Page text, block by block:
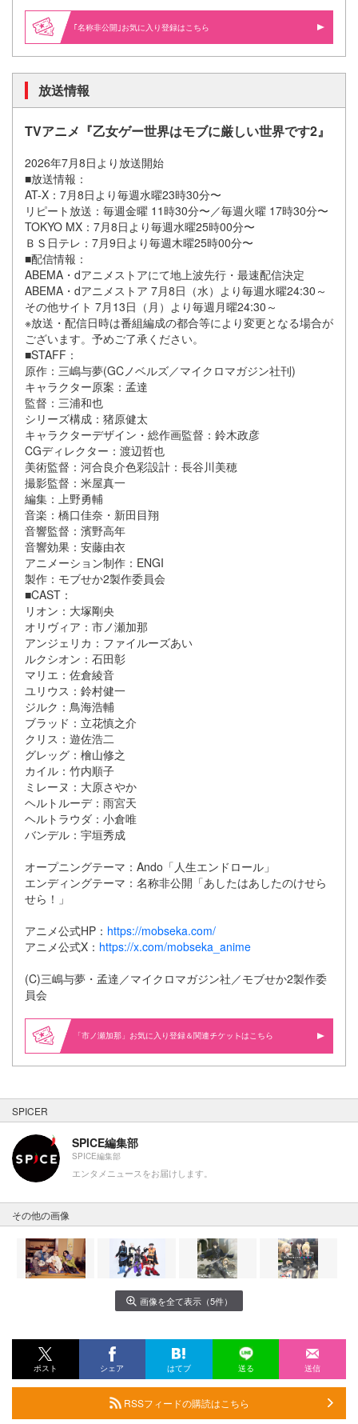
｢名称非公開｣お気に入り登録はこちら
放送情報
TVアニメ『乙女ゲー世界はモブに厳しい世界です2』
2026年7月8日より放送開始
■放送情報：
AT-X：7月8日より毎週水曜23時30分〜
リピート放送：毎週金曜 11時30分〜／毎週火曜 17時30分〜
TOKYO MX：7月8日より毎週水曜25時00分〜
ＢＳ日テレ：7月9日より毎週木曜25時00分〜
■配信情報：
ABEMA・dアニメストアにて地上波先行・最速配信決定
ABEMA・dアニメストア 7月8日（水）より毎週水曜24:30～
その他サイト 7月13日（月）より毎週月曜24:30～
※放送・配信日時は番組編成の都合等により変更となる場合が
ございます。予めご了承ください。
■STAFF：
原作：三嶋与夢(GCノベルズ／マイクロマガジン社刊)
キャラクター原案：孟達
監督：三浦和也
シリーズ構成：猪原健太
キャラクターデザイン・総作画監督：鈴木政彦
CGディレクター：渡辺哲也
美術監督：河合良介色彩設計：長谷川美穂
撮影監督：米屋真一
編集：上野勇輔
音楽：橋口佳奈・新田目翔
音響監督：濱野高年
音響効果：安藤由衣
アニメーション制作：ENGI
製作：モブせか2製作委員会
■CAST：
リオン：大塚剛央
オリヴィア：市ノ瀬加那
アンジェリカ：ファイルーズあい
ルクシオン：石田彰
マリエ：佐倉綾音
ユリウス：鈴村健一
ジルク：鳥海浩輔
ブラッド：立花慎之介
クリス：遊佐浩二
グレッグ：檜山修之
カイル：竹内順子
ミレーヌ：大原さやか
ヘルトルーデ：雨宮天
ヘルトラウダ：小倉唯
バンデル：宇垣秀成
オープニングテーマ：Ando「人生エンドロール」
エンディングテーマ：名称非公開「あしたはあしたのけせら
せら！」
アニメ公式HP： https://mobseka.com/
アニメ公式X： https://x.com/mobseka_anime
(C)三嶋与夢・孟達／マイクロマガジン社／モブせか2製作委
員会
「市ノ瀬加那」お気に入り登録＆関連 はこちら
SPICER
SPICE編集部
SPICE編集部
エンタメニュースをお届けします。
その他の画像
画像を全て表示（5件）
ポスト シェア はてブ 送る 送信
RSSフィードの購読はこちら